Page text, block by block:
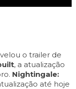
o trailer de
, a atualização
Nightingale:
até hoje